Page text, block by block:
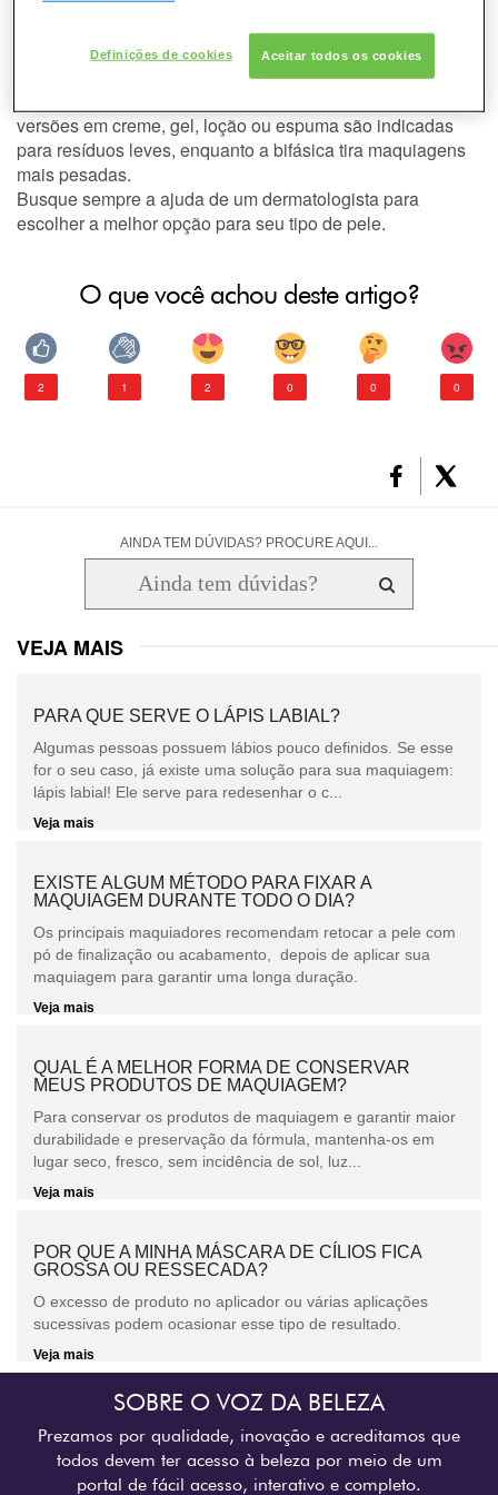
A higienização da pele deve ser rotina para proporcionar
sua renovação e evitar ainda o surgimento de espinhas,
cravos e sinais de envelhecimento precoce.
versões em creme, gel, loção ou espuma são indicadas
para resíduos leves, enquanto a bifásica tira maquiagens
mais pesadas.
Busque sempre a ajuda de um dermatologista para
escolher a melhor opção para seu tipo de pele.
O que você achou deste artigo?
2 1 2 0 0 0
AINDA TEM DÚVIDAS? PROCURE AQUI...
VEJA MAIS
PARA QUE SERVE O LÁPIS LABIAL?
Algumas pessoas possuem lábios pouco definidos. Se esse
for o seu caso, já existe uma solução para sua maquiagem:
lápis labial! Ele serve para redesenhar o c...
Veja mais
EXISTE ALGUM MÉTODO PARA FIXAR A
MAQUIAGEM DURANTE TODO O DIA?
Os principais maquiadores recomendam retocar a pele com
pó de finalização ou acabamento, depois de aplicar sua
maquiagem para garantir uma longa duração.
Veja mais
QUAL É A MELHOR FORMA DE CONSERVAR
MEUS PRODUTOS DE MAQUIAGEM?
Para conservar os produtos de maquiagem e garantir maior
durabilidade e preservação da fórmula, mantenha-os em
lugar seco, fresco, sem incidência de sol, luz...
Veja mais
POR QUE A MINHA MÁSCARA DE CÍLIOS FICA
GROSSA OU RESSECADA?
O excesso de produto no aplicador ou várias aplicações
sucessivas podem ocasionar esse tipo de resultado.
Veja mais
SOBRE O VOZ DA BELEZA
Prezamos por qualidade, inovação e acreditamos que
todos devem ter acesso à beleza por meio de um
portal de fácil acesso, interativo e completo.
Definições de cookies Aceitar todos os cookies